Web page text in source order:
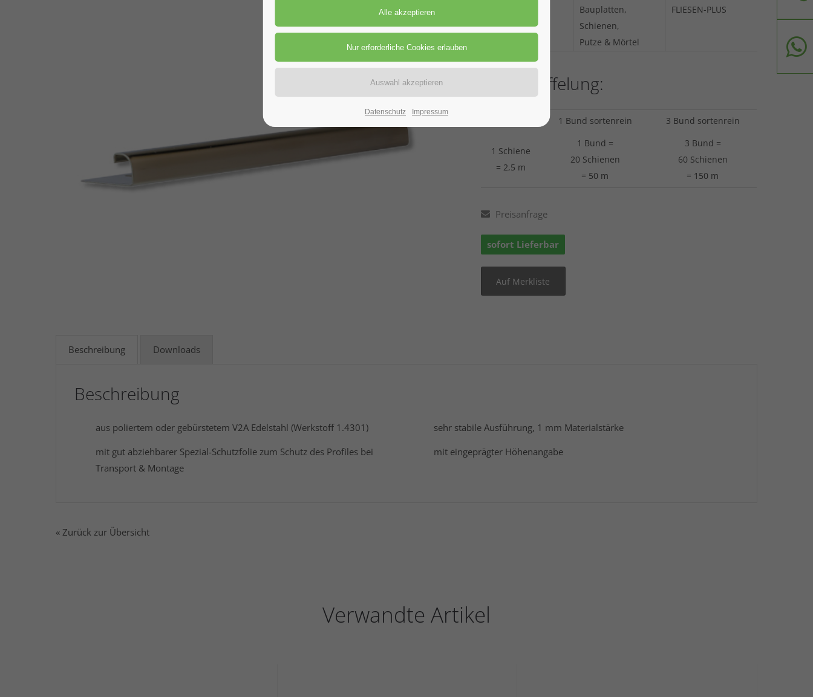
Bauplatten,
Schienen,
Putze & Mörtel
FLIESEN-PLUS
Preis-Staffelung:
1 Bund sortenrein 3 Bund sortenrein
1 Schiene
= 2,5 m
1 Bund =
20 Schienen
= 50 m
3 Bund =
60 Schienen
= 150 m
Preisanfrage
sofort Lieferbar
Beschreibung Downloads
Beschreibung
aus poliertem oder gebürstetem V2A Edelstahl (Werkstoff 1.4301)
sehr stabile Ausführung, 1 mm Materialstärke
mit gut abziehbarer Spezial-Schutzfolie zum Schutz des Profiles bei
Transport & Montage
mit eingeprägter Höhenangabe
« Zurück zur Übersicht
Verwandte Artikel
Datenschutz Impressum